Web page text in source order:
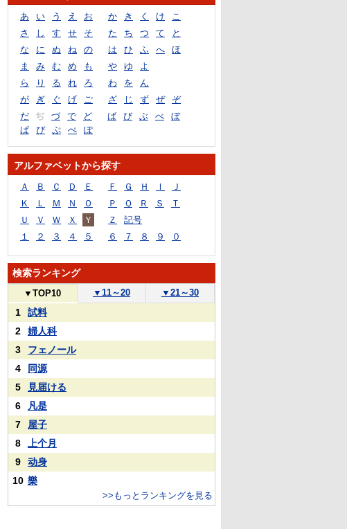
あ い う え お か き く け
こ
さ
し す せ そ た ち つ て
と
な
に ぬ ね の は ひ ふ へ
ほ
ま
み む め も や ゆ
よ
ら
り る れ ろ わ を
ん
が
ぎ ぐ げ ご ざ じ ず ぜ
ぞ
だ
ぢ づ で ど ば び ぶ べ
ぼ
ぱ
ぴ ぷ ぺ ぽ
アルファベットから探す
Ａ Ｂ Ｃ Ｄ Ｅ Ｆ Ｇ Ｈ Ｉ
Ｊ
Ｋ
Ｌ Ｍ Ｎ Ｏ Ｐ Ｑ Ｒ Ｓ
Ｔ
Ｕ
Ｖ Ｗ Ｘ Ｙ Ｚ
記号
１
２ ３ ４ ５ ６ ７ ８ ９ ０
検索ランキング
▼ TOP10 ▼ 11～20 ▼ 21～30
1
試料
2
婦人科
3
フェノール
4
同源
5
見届ける
6
凡是
7
屋子
8
上个月
9
动身
10 樂
>>もっとランキングを見る